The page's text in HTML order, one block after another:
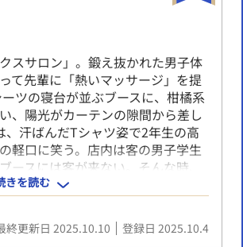
スサロン」。鍛え抜かれた男子体
て先輩に「熱いマッサージ」を提
ツの寝台が並ぶブースに、柑橘系
、陽光がカーテンの隙間から差し
汗ばんだTシャツ姿で2年生の高
軽口に笑う。店内は客の男子学生
ースには客が来ない。そんな時、
4年生、韮川悠人と松谷貴晃が入
ちの目が輝く。韮川は佑司のブー
へ。カーテンを閉め、BGMのピア
ションが始まる。佑司の指が韮川
きを読む
終更新日 2025.10.10 登録日 2025.10.4